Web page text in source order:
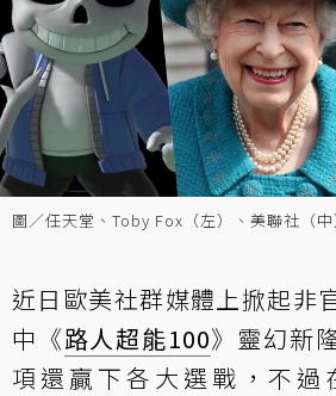
圖／任天堂、Toby Fox（左）、美聯社（中
近日歐美社群媒體上掀起非
中《路人超能100》靈幻新
項還贏下各大選戰，不過